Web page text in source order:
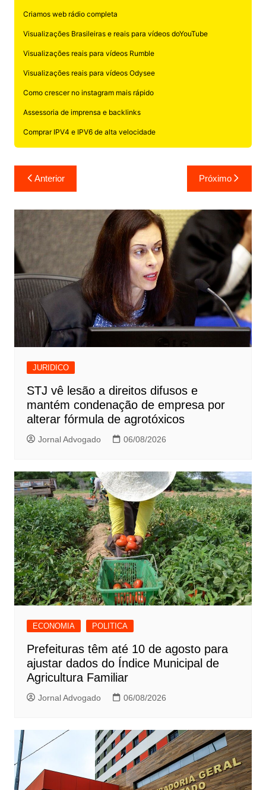
Criamos web rádio completa
Visualizações Brasileiras e reais para vídeos doYouTube
Visualizações reais para vídeos Rumble
Visualizações reais para vídeos Odysee
Como crescer no instagram mais rápido
Assessoria de imprensa e backlinks
Comprar IPV4 e IPV6 de alta velocidade
Navegação
de
Post
Anterior Próximo
JURIDICO
STJ vê lesão a direitos difusos e
mantém condenação de empresa por
alterar fórmula de agrotóxicos
Jornal Advogado 06/08/2026
ECONOMIA POLITICA
Prefeituras têm até 10 de agosto para
ajustar dados do Índice Municipal de
Agricultura Familiar
Jornal Advogado 06/08/2026